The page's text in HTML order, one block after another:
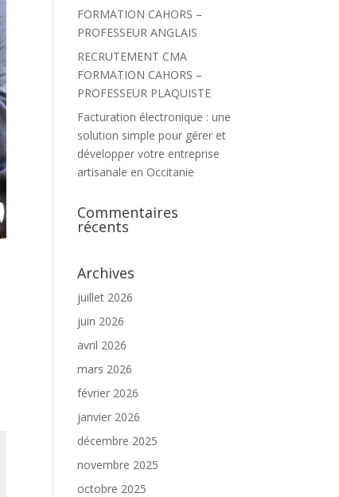
FORMATION CAHORS –
PROFESSEUR ANGLAIS
RECRUTEMENT CMA
FORMATION CAHORS –
PROFESSEUR PLAQUISTE
Facturation électronique : une
solution simple pour gérer et
développer votre entreprise
artisanale en Occitanie
Commentaires
récents
Archives
juillet 2026
juin 2026
avril 2026
mars 2026
février 2026
janvier 2026
décembre 2025
novembre 2025
octobre 2025